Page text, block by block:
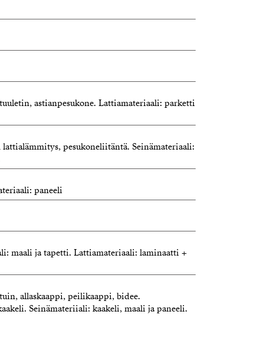
astianpesukone. Lattiamateriaali: parketti
lattialämmitys, pesukoneliitäntä. Seinämateriaali:
paneeli
maali ja tapetti. Lattiamateriaali: laminaatti +
allaskaappi, peilikaappi, bidee.
Seinämateriiali: kaakeli, maali ja paneeli.